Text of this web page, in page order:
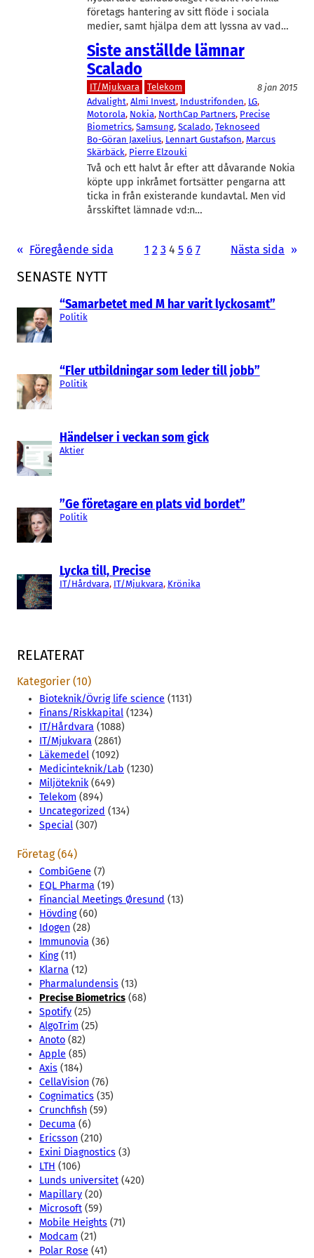
SENASTE NYTT
“Samarbetet med M har varit lyckosamt”
Politik
“Fler utbildningar som leder till jobb”
Politik
Händelser i veckan som gick
Aktier
”Ge företagare en plats vid bordet”
Politik
Lycka till, Precise
IT/Hårdvara, IT/Mjukvara, Krönika
företags hantering av sitt flöde i sociala
medier, samt hjälpa dem att lyssna av vad…
Siste anställde lämnar
Scalado
IT/Mjukvara Telekom
8 jan 2015
Advalight, Almi Invest, Industrifonden, LG
Motorola, Nokia, NorthCap Partners, Precise
Biometrics, Samsung, Scalado, Teknoseed
Bo-Göran Jaxelius, Lennart Gustafson, Marcus
Skärbäck, Pierre Elzouki
Två och ett halvt år efter att dåvarande Nokia
köpte upp inkråmet fortsätter pengarna att
ticka in från existerande kundavtal. Men vid
årsskiftet lämnade vd:n…
« Föregående sida 1 2 3 4 5 6 7 Nästa sida »
RELATERAT
Kategorier (10)
Bioteknik/Övrig life science (1131)
Finans/Riskkapital (1234)
IT/Hårdvara (1088)
IT/Mjukvara (2861)
Läkemedel (1092)
Medicinteknik/Lab (1230)
Miljöteknik(649)
Telekom (894)
Uncategorized (134)
Special (307)
Företag (64)
CombiGene (7)
EQL Pharma (19)
Financial Meetings Øresund (13)
Hövding(60)
Idogen (28)
Immunovia (36)
King(11)
Klarna (12)
Pharmalundensis (13)
Precise Biometrics (68)
Spotify (25)
AlgoTrim (25)
Anoto (82)
Apple (85)
Axis (184)
CellaVision (76)
Cognimatics (35)
Crunchfish (59)
Decuma (6)
Ericsson (210)
Exini Diagnostics (3)
LTH (106)
Lunds universitet (420)
Mapillary (20)
Microsoft (59)
Mobile Heights (71)
Modcam (21)
Polar Rose (41)